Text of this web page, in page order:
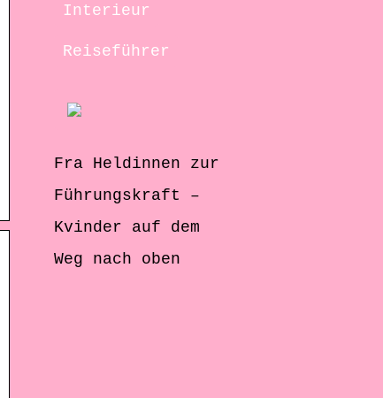
Interieur
Reiseführer
Fra Heldinnen zur
Führungskraft –
Kvinder auf dem
Weg nach oben